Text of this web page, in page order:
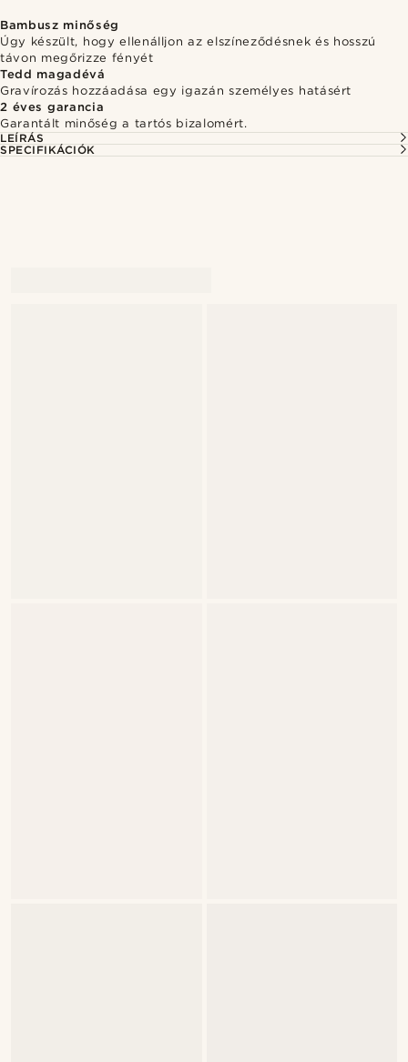
Bambusz minőség
Úgy készült, hogy ellenálljon az elszíneződésnek és hosszú
távon megőrizze fényét
Tedd magadévá
Gravírozás hozzáadása egy igazán személyes hatásért
2 éves garancia
Garantált minőség a tartós bizalomért.
LEÍRÁS
SPECIFIKÁCIÓK